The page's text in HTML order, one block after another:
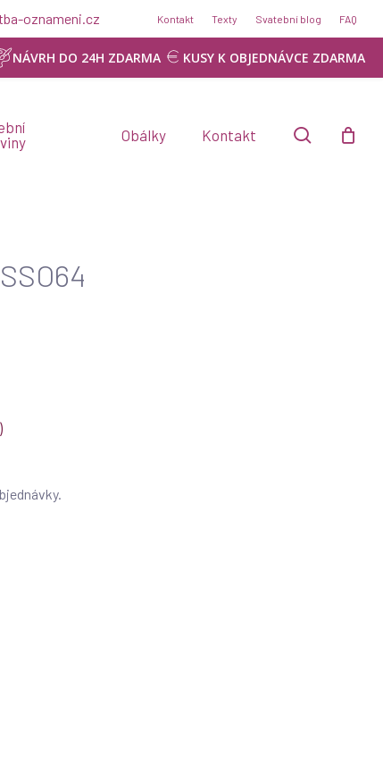
oznameni.cz Kontakt Texty Svatební blog FAQ
NÁVRH DO 24H ZDARMA KUSY K OBJEDNÁVCE ZDARMA
Obálky Kontakt search